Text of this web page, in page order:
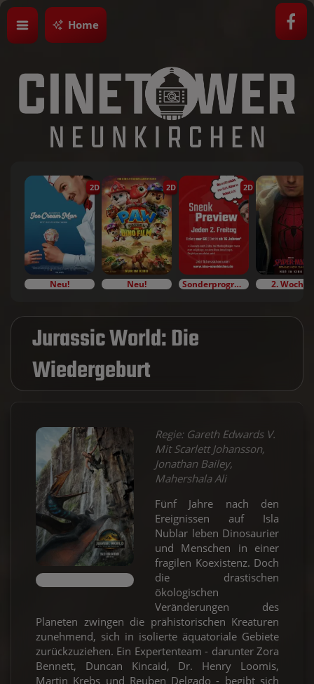
Home
2D
Neu!
2D
Neu!
2D
Sonderprogramm 2. Woche!
Jurassic World: Die
Wiedergeburt
Regie: Gareth Edwards V.
Mit Scarlett Johansson,
Jonathan Bailey,
Mahershala Ali
Fünf Jahre nach den
Ereignissen auf Isla
Nublar leben Dinosaurier
und Menschen in einer
fragilen Koexistenz. Doch
die drastischen
ökologischen
Veränderungen des
Planeten zwingen die prähistorischen Kreaturen
zunehmend, sich in isolierte äquatoriale Gebiete
zurückzuziehen. Ein Expertenteam - darunter Zora
Bennett, Duncan Kincaid, Dr. Henry Loomis,
Martin Krebs und Reuben Delgado - begibt sich